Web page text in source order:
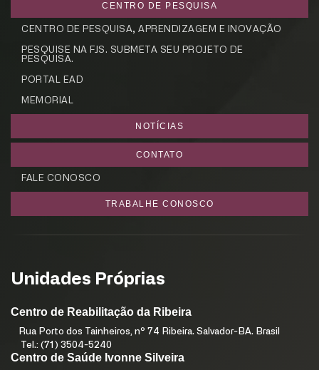
CENTRO DE PESQUISA
CENTRO DE PESQUISA, APRENDIZAGEM E INOVAÇÃO
PESQUISE NA FJS. SUBMETA SEU PROJETO DE
PESQUISA.
PORTAL EAD
MEMORIAL
NOTÍCIAS
CONTATO
FALE CONOSCO
TRABALHE CONOSCO
Unidades Próprias
Centro de Reabilitação da Ribeira
Rua Porto dos Tainheiros, nº 74 Ribeira. Salvador-BA. Brasil
Tel.: (71) 3504-5240
Centro de Saúde Ivonne Silveira